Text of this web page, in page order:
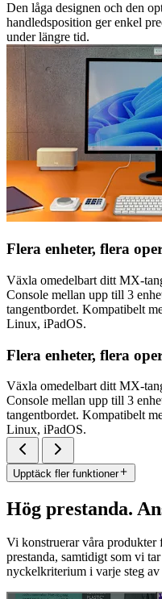
Den låga designen och den
handledsposition ger enkel
under längre tid.
Flera enheter, flera
Växla omedelbart ditt MX-
Console mellan upp till 3
tangentbordet. Kompatibelt
Linux, iPadOS.
Flera enheter, flera
Växla omedelbart ditt MX-
Console mellan upp till 3
tangentbordet. Kompatibelt
Linux, iPadOS.
Upptäck fler funktioner
Hög prestanda.
Vi konstruerar våra produkter
prestanda, samtidigt som vi
nyckelkriterium i varje steg